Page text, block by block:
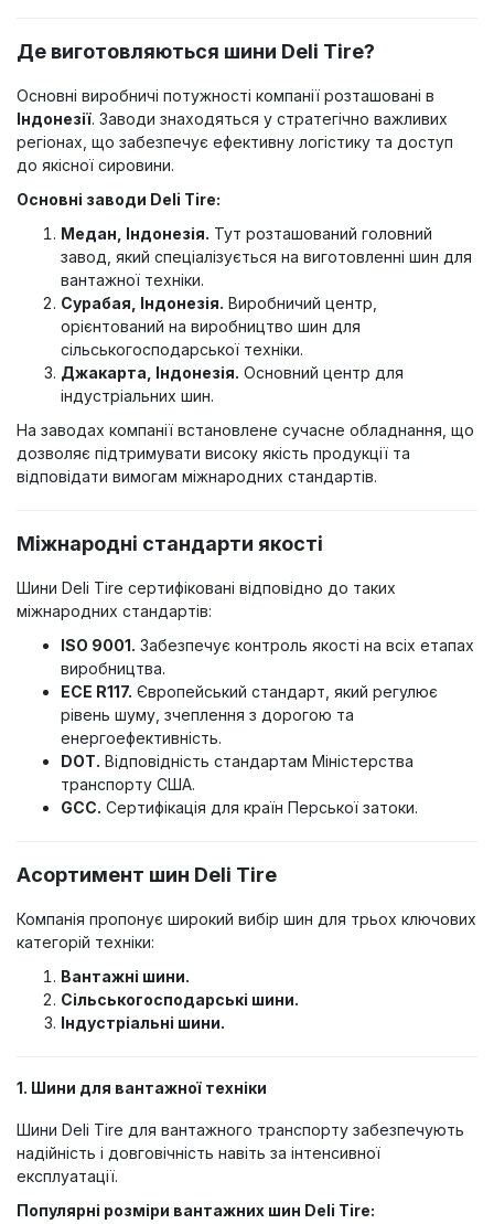
Де виготовляються шини Deli Tire?
Основні виробничі потужності компанії розташовані в
Індонезії. Заводи знаходяться у стратегічно важливих
регіонах, що забезпечує ефективну логістику та доступ
до якісної сировини.
Основні заводи Deli Tire:
Медан, Індонезія. Тут розташований головний
завод, який спеціалізується на виготовленні шин для
вантажної техніки.
Сурабая, Індонезія. Виробничий центр,
орієнтований на виробництво шин для
сільськогосподарської техніки.
Джакарта, Індонезія. Основний центр для
індустріальних шин.
На заводах компанії встановлене сучасне обладнання, що
дозволяє підтримувати високу якість продукції та
відповідати вимогам міжнародних стандартів.
Міжнародні стандарти якості
Шини Deli Tire сертифіковані відповідно до таких
міжнародних стандартів:
ISO 9001. Забезпечує контроль якості на всіх етапах
виробництва.
ECE R117. Європейський стандарт, який регулює
рівень шуму, зчеплення з дорогою та
енергоефективність.
DOT. Відповідність стандартам Міністерства
транспорту США.
GCC. Сертифікація для країн Перської затоки.
Асортимент шин Deli Tire
Компанія пропонує широкий вибір шин для трьох ключових
категорій техніки:
Вантажні шини.
Сільськогосподарські шини.
Індустріальні шини.
1. Шини для вантажної техніки
Шини Deli Tire для вантажного транспорту забезпечують
надійність і довговічність навіть за інтенсивної
експлуатації.
Популярні розміри вантажних шин Deli Tire: